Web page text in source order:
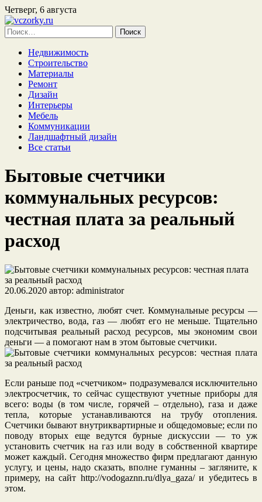
Четверг, 6 августа
Найти:
Недвижимость
Строительство
Материалы
Ремонт
Дизайн
Интерьеры
Мебель
Коммуникации
Ландшафтный дизайн
Все статьи
Бытовые счетчики
коммунальных ресурсов:
честная плата за реальный
расход
20.06.2020 автор: administrator
Деньги, как известно, любят счет. Коммунальные ресурсы —
электричество, вода, газ — любят его не меньше. Тщательно
подсчитывая реальный расход ресурсов, мы экономим свои
деньги — а помогают нам в этом бытовые счетчики.
Если раньше под «счетчиком» подразумевался исключительно
электросчетчик, то сейчас существуют учетные приборы для
всего: воды (в том числе, горячей – отдельно), газа и даже
тепла, которые устанавливаются на трубу отопления.
Счетчики бывают внутриквартирные и общедомовые; если по
поводу вторых еще ведутся бурные дискуссии — то уж
установить счетчик на газ или воду в собственной квартире
может каждый. Сегодня множество фирм предлагают данную
услугу, и цены, надо сказать, вполне гуманны – загляните, к
примеру, на сайт http://vodogaznn.ru/dlya_gaza/ и убедитесь в
этом.